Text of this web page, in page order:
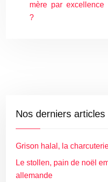
mère par excellence
?
Nos derniers articles
Grison halal, la
Le stollen, pain de noël
allemande